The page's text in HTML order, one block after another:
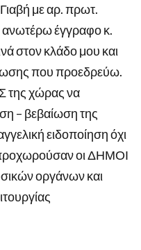
με αρ. πρωτ.
ανωτέρω έγγραφο κ.
στον κλάδο μου και
που προεδρεύω.
της χώρας να
– βεβαίωση της
ειδοποίηση όχι
προχωρούσαν οι ΔΗΜΟΙ
οργάνων και